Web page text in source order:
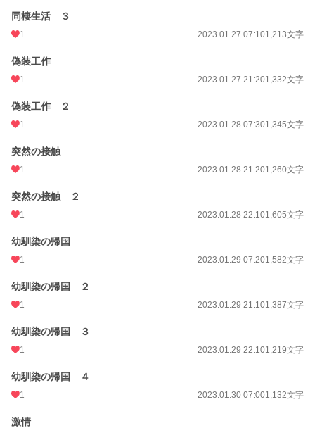
同棲生活 ３
1 2023.01.27 07:101,213文字
偽装工作
1 2023.01.27 21:201,332文字
偽装工作 ２
1 2023.01.28 07:301,345文字
突然の接触
1 2023.01.28 21:201,260文字
突然の接触 ２
1 2023.01.28 22:101,605文字
幼馴染の帰国
1 2023.01.29 07:201,582文字
幼馴染の帰国 ２
1 2023.01.29 21:101,387文字
幼馴染の帰国 ３
1 2023.01.29 22:101,219文字
幼馴染の帰国 ４
1 2023.01.30 07:001,132文字
激情